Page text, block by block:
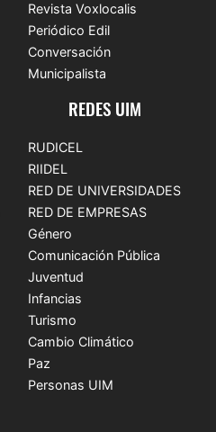
Revista Voxlocalis
Periódico Edil
Conversación
Municipalista
REDES UIM
RUDICEL
RIIDEL
RED DE UNIVERSIDADES
RED DE EMPRESAS
Género
Comunicación Pública
Juventud
Infancias
Turismo
Cambio Climático
Paz
Personas UIM